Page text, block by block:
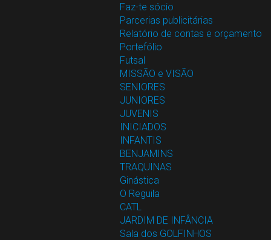
Faz-te sócio
Parcerias publicitárias
Relatório de contas e orçamento
Portefólio
Futsal
MISSÃO e VISÃO
SENIORES
JUNIORES
JUVENIS
INICIADOS
INFANTIS
BENJAMINS
TRAQUINAS
Ginástica
O Reguila
CATL
JARDIM DE INFÂNCIA
Sala dos GOLFINHOS